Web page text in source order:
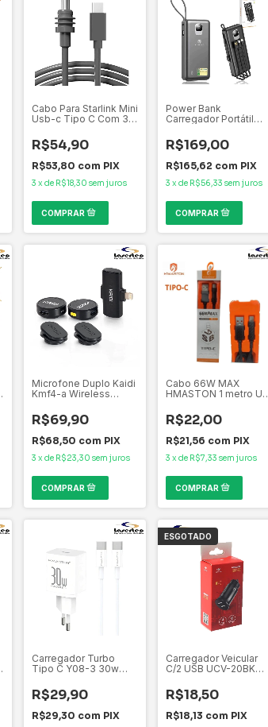
Cabo Para Starlink Mini
Usb-c Tipo C Com 3
Cinza-escuro 12v
Kapbom KA-XL-3M
R$54,90
R$53,80 com PIX
3 x de R$18,30 sem juros
Power Bank
Carregador Portátil
Display H'maston YD-
71
R$169,00
R$165,62 com PIX
3 x de R$56,33 sem juros
Microfone Duplo Kaidi
Kmf4-a Wireless
R$69,90
R$68,50 com PIX
3 x de R$23,30 sem juros
Cabo 66W MAX
HMASTON 1 metro US
HB14-3
R$22,00
R$21,56 com PIX
3 x de R$7,33 sem juros
Carregador Turbo
Tipo C Y08-3 30w
Iphone Branco
R$29,90
R$29,30 com PIX
ESGOTADO
Carregador Veicular
C/2 USB UCV-20BK
R$18,50
R$18,13 com PIX